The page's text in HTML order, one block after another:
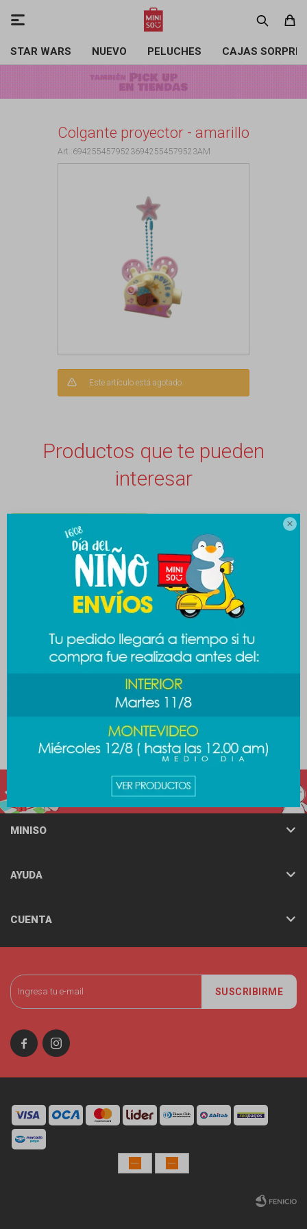

STAR WARS NUEVO PELUCHES CAJAS

Colgante proyector - amarillo
69425545795236942554579523AM
Este artículo está agotado.
Productos que te pueden
interesar
Colgante chicas
superpoderosas - bellota
Llavero chicas
superpoderosas - burbuja
$ 289
SUSCRIBIRME
 
MINISO
AYUDA
CUENTA